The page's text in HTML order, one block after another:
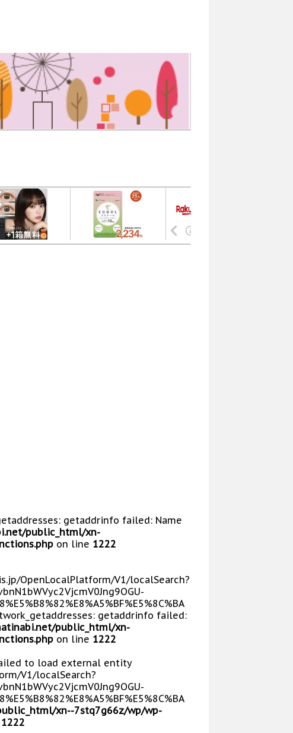
getaddrinfo failed: Name
public_html/xn-
on line 1222
OpenLocalPlatform/V1/localSearch?
getaddrinfo failed:
public_html/xn-
on line 1222
to load external entity
V1/localSearch?
xn--7stq7g66z/wp/wp-
1222